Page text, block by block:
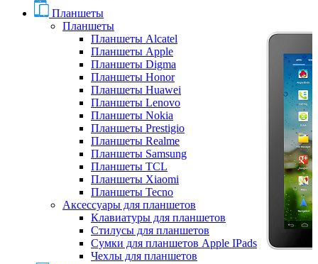
Планшеты
Планшеты
Планшеты Alcatel
Планшеты Apple
Планшеты Digma
Планшеты Honor
Планшеты Huawei
Планшеты Lenovo
Планшеты Nokia
Планшеты Prestigio
Планшеты Realme
Планшеты Samsung
Планшеты TCL
Планшеты Xiaomi
Планшеты Tecno
Аксессуары для планшетов
Клавиатуры для планшетов
Стилусы для планшетов
Сумки для планшетов Apple IPads
Чехлы для планшетов